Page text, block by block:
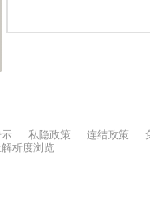
示 私隐政策 连结政策
析度浏览